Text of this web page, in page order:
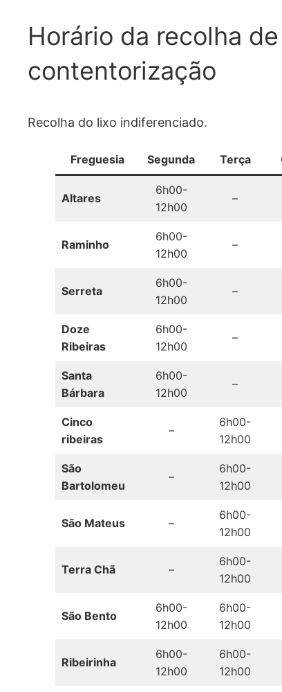
Horário da recolha
contentorização
Recolha do lixo indiferenciado.
Freguesia Segunda Terça
Altares
6h00-
12h00
–
Raminho
6h00-
12h00
–
Serreta
6h00-
12h00
–
Doze
Ribeiras
6h00-
12h00
–
Santa
Bárbara
6h00-
12h00
–
Cinco
ribeiras
–
6h00-
12h00
São
Bartolomeu
–
6h00-
12h00
São Mateus –
6h00-
12h00
Terra Chã –
6h00-
12h00
São Bento
6h00-
12h00
6h00-
12h00
Ribeirinha
6h00-
12h00
6h00-
12h00